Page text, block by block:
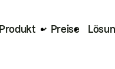
Produkt Preise